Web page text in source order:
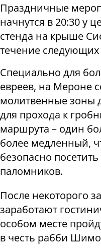
Праздничные
начнутся в 20:30 у
стенда на крыше
течение следующих
Специально для
евреев, на Мероне
молитвенные зоны
для прохода к
маршрута – один
более медленный,
безопасно
паломников.
После некоторого
заработают
особом месте
в честь рабби